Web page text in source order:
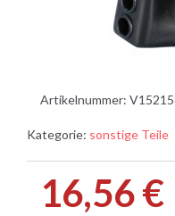
Artikelnummer:
Kategorie: sonstige Teile
16,56 €